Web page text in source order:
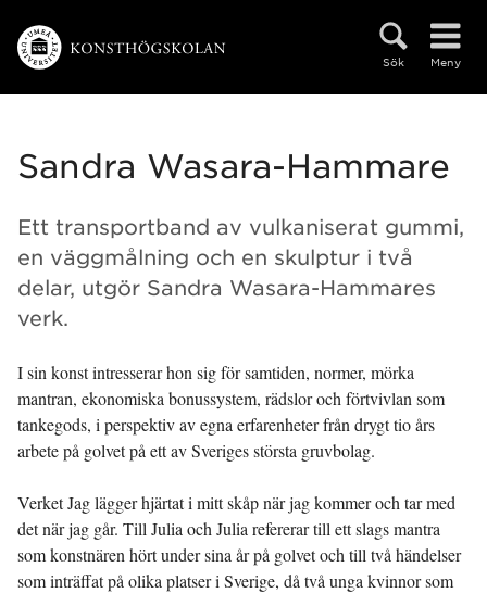
Sök Meny
Sandra Wasara-Hammare
Ett transportband av vulkaniserat gummi,
en väggmålning och en skulptur i två
delar, utgör Sandra Wasara-Hammares
verk.
I sin konst intresserar hon sig för samtiden, normer, mörka
mantran, ekonomiska bonussystem, rädslor och förtvivlan som
tankegods, i perspektiv av egna erfarenheter från drygt tio års
arbete på golvet på ett av Sveriges största gruvbolag.
Verket Jag lägger hjärtat i mitt skåp när jag kommer och tar med
det när jag går. Till Julia och Julia refererar till ett slags mantra
som konstnären hört under sina år på golvet och till två händelser
som inträffat på olika platser i Sverige, då två unga kvinnor som